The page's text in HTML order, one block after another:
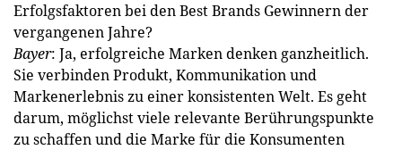
Erfolgsfaktoren bei den Best Brands Gewinnern der
vergangenen Jahre?
Bayer: Ja, erfolgreiche Marken denken ganzheitlich.
Sie verbinden Produkt, Kommunikation und
Markenerlebnis zu einer konsistenten Welt. Es geht
darum, möglichst viele relevante Berührungspunkte
zu schaffen und die Marke für die Konsumenten